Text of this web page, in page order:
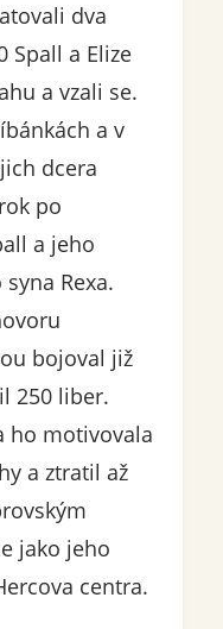
dva
Spall a Elize
a vzali se.
a v
dcera
po
a jeho
Rexa.
bojoval již
250 liber.
ho motivovala
a ztratil až
jako jeho
centra.